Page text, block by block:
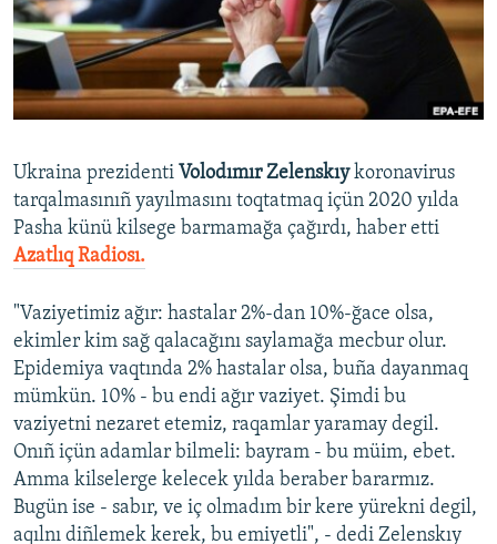
FİKİR
Русский
Українською
QOŞULIÑIZ!
Ukraina prezidenti Volodımır Zelenskıykoronavirus
tarqalmasınıñ yayılmasını toqtatmaq içün 2020 yılda
Pasha künü kilsege barmamağa çağırdı, haber etti
Azatlıq Radiosı.
"Vaziyetimiz ağır: hastalar 2%-dan 10%-ğace olsa,
ekimler kim sağ qalacağını saylamağa mecbur olur.
Epidemiya vaqtında 2% hastalar olsa, buña dayanmaq
mümkün. 10% - bu endi ağır vaziyet. Şimdi bu
vaziyetni nezaret etemiz, raqamlar yaramay degil.
Onıñ içün adamlar bilmeli: bayram - bu müim, ebet.
Amma kilselerge kelecek yılda beraber bararmız.
Bugün ise - sabır, ve iç olmadım bir kere yürekni degil,
aqılnı diñlemek kerek, bu emiyetli", - dedi Zelenskıy